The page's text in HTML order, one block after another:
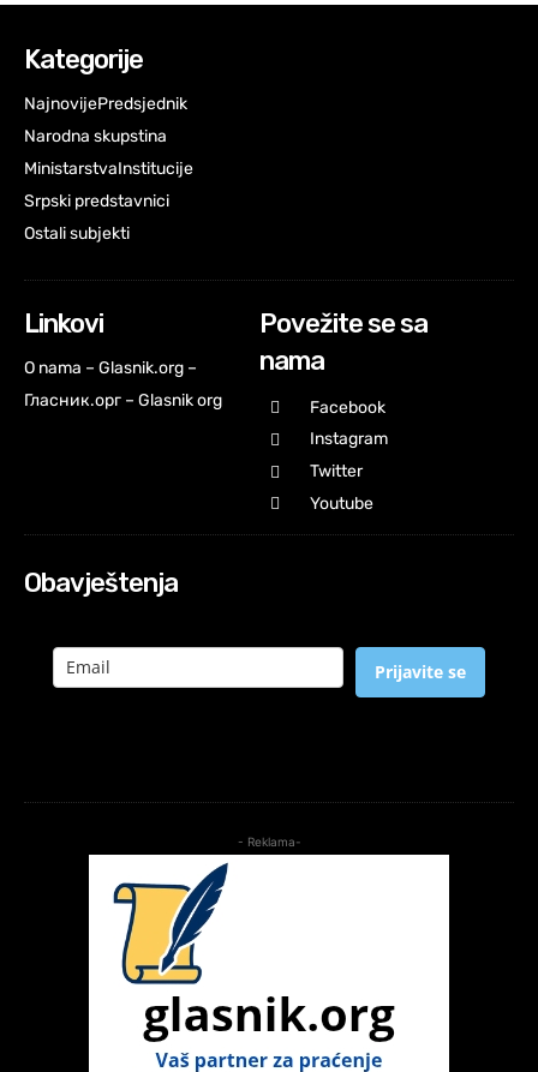
Kategorije
NajnovijePredsjednik
Narodna skupstina
MinistarstvaInstitucije
Srpski predstavnici
Ostali subjekti
Linkovi
O nama – Glasnik.org –
Гласник.орг – Glasnik org
Povežite se sa
nama
Facebook
Instagram
Twitter
Youtube
Obavještenja
Prijavite se
- Reklama-